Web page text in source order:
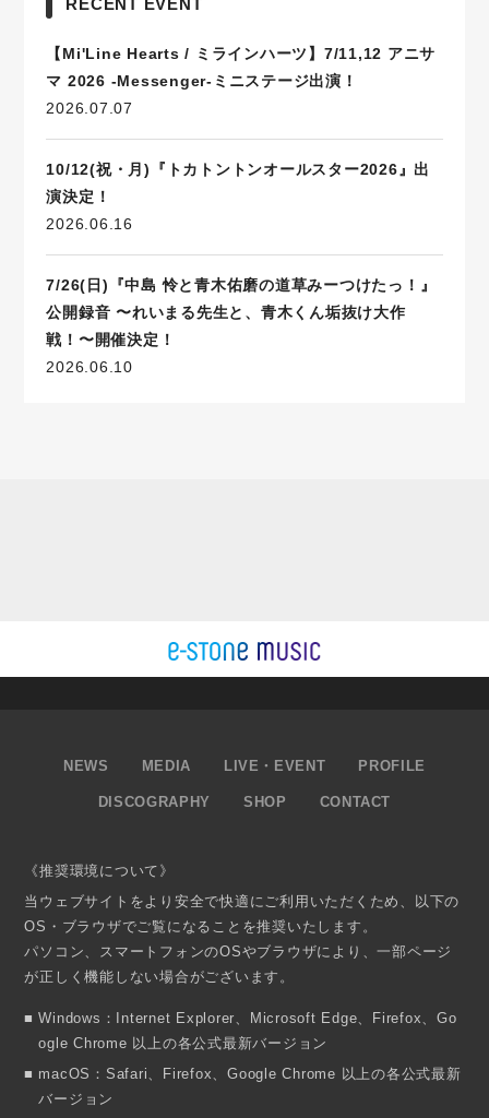
RECENT EVENT
【Mi'Line Hearts / ミラインハーツ】7/11,12 アニサ
マ 2026 -Messenger-ミニステージ出演！
2026.07.07
10/12(祝・月)『トカトントンオールスター2026』出
演決定！
2026.06.16
7/26(日)『中島 怜と青木佑磨の道草みーつけたっ！』
公開録音 〜れいまる先生と、青木くん垢抜け大作
戦！〜開催決定！
2026.06.10
NEWS MEDIA LIVE・EVENT PROFILE
DISCOGRAPHY SHOP CONTACT
《推奨環境について》
当ウェブサイトをより安全で快適にご利用いただくため、以下の
OS・ブラウザでご覧になることを推奨いたします。
パソコン、スマートフォンのOSやブラウザにより、一部ページ
が正しく機能しない場合がございます。
Windows：Internet Explorer、Microsoft Edge、Firefox、Go
ogle Chrome 以上の各公式最新バージョン
macOS：Safari、Firefox、Google Chrome 以上の各公式最新
バージョン